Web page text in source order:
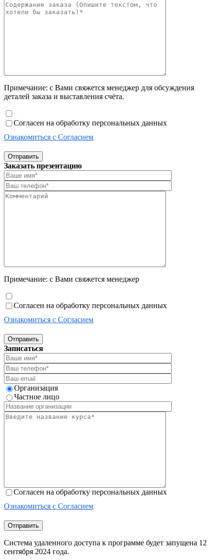
Примечание: с Вами свяжется менеджер для обсуждения
деталей заказа и выставления счёта.
Согласен на обработку персональных данных
Ознакомиться с Согласием
Отправить
Заказать презентацию
Примечание: с Вами свяжется менеджер
Согласен на обработку персональных данных
Ознакомиться с Согласием
Отправить
Записаться
Организация
Частное лицо
Согласен на обработку персональных данных
Ознакомиться с Согласием
Отправить
Система удаленного доступа к программе будет запущена 12
сентября 2024 года.